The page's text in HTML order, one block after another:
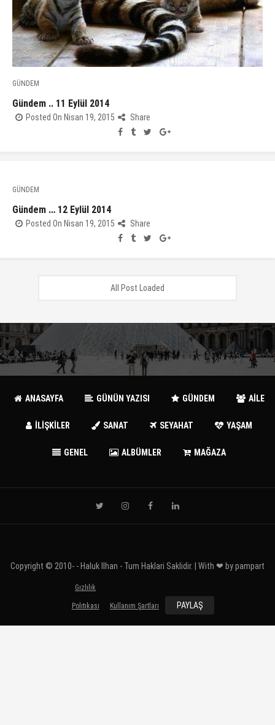
GÜNDEM
Gündem .. 11 Eylül 2014
Posted On Nisan 19, 2015 Share
GÜNDEM
Gündem … 12 Eylül 2014
Posted On Nisan 19, 2015 Share
All Post Loaded
ANASAYFA GÜNÜN YAZISI GÜNDEM AİLE
İLİŞKİLER SANAT SEYAHAT YAŞAM
GENEL ALBÜMLER MAĞAZA
Copyright © 2010- - Haluk Ilhan - Tum Haklari Saklidir. | With ❤ bypampart
Gızlılık
Polıtıkası Kullanım Şartları PAYLAŞ